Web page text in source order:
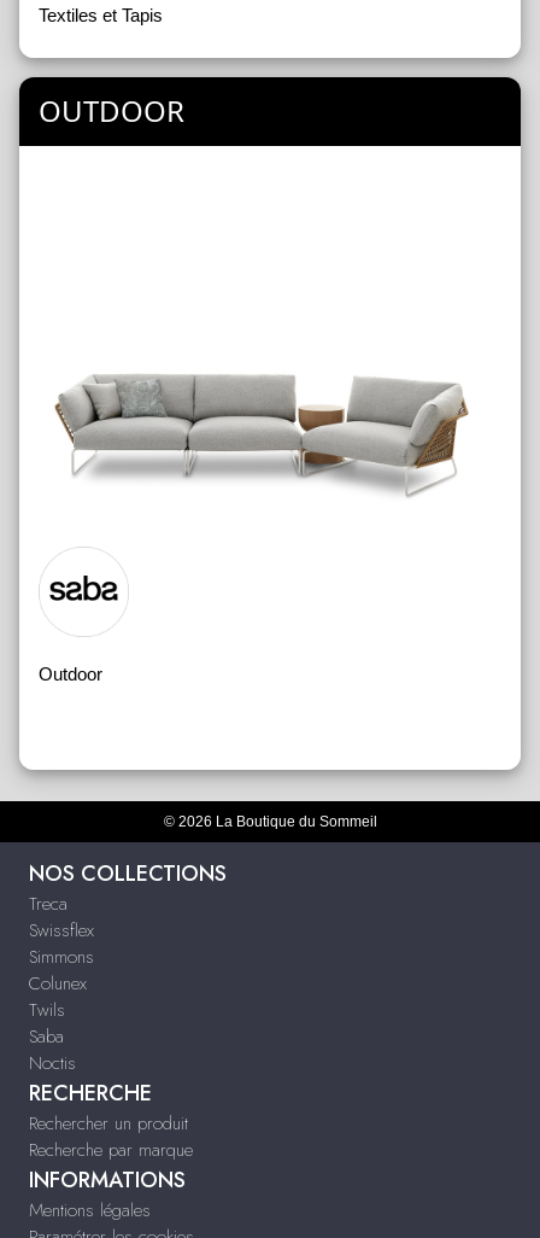
Textiles et Tapis
OUTDOOR
Outdoor
© 2026 La Boutique du Sommeil
NOS COLLECTIONS
Treca
Swissflex
Simmons
Colunex
Twils
Saba
Noctis
RECHERCHE
Rechercher un produit
Recherche par marque
INFORMATIONS
Mentions légales